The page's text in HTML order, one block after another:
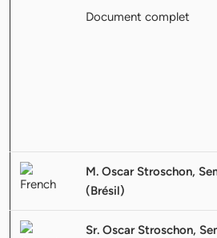
Document complet
M. Oscar Stroschon,
(Brésil)
Sr. Oscar Stroschon,